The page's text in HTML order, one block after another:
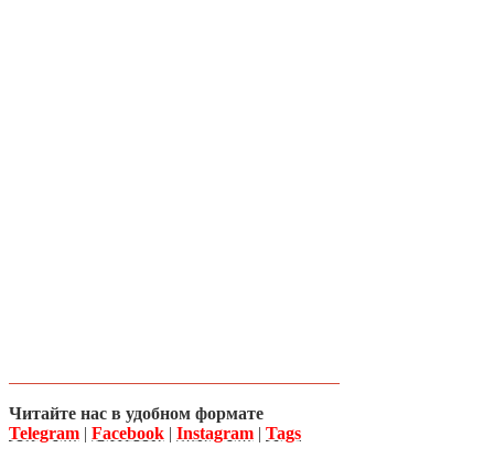
Читайте нас в удобном формате
Telegram | Facebook | Instagram | Tags